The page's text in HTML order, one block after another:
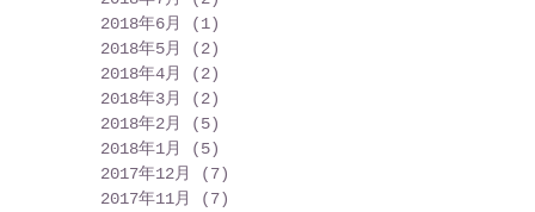
2018年6月
(1)
2018年5月
(2)
2018年4月
(2)
2018年3月
(2)
2018年2月
(5)
2018年1月
(5)
2017年12月
(7)
2017年11月
(7)